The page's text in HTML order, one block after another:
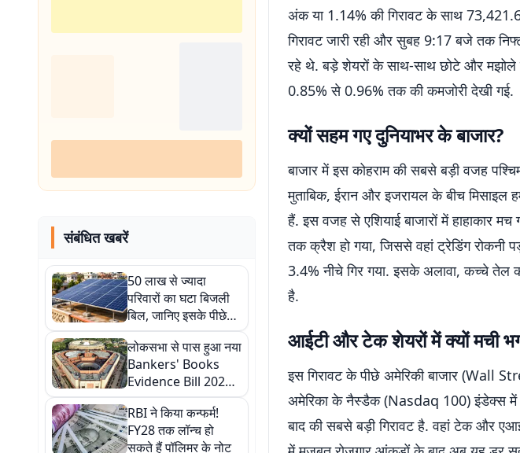
संबंधित खबरें
50 लाख से ज्यादा
परिवारों का घटा बिजली
बिल, जानिए इसके पीछे
की वजह
लोकसभा से पास हुआ नया
Bankers' Books
Evidence Bill 2026,
अब डिजिटल बैंक रिकॉर्ड
भी कोर्ट में होंगे मान्य
RBI ने किया कन्फर्म!
FY28 तक लॉन्च हो
सकते हैं पॉलिमर के नोट
अंक या 1.14% की गिरावट के साथ
गिरावट जारी रही और सुबह 9:17 बजे तक
रहे थे. बड़े शेयरों के साथ-साथ छोटे और
0.85% से 0.96% तक की कमजोरी देखी गई.
क्यों सहम गए दुनियाभर के बाजार?
बाजार में इस कोहराम की सबसे बड़ी वजह
मुताबिक, ईरान और इजरायल के बीच मिसाइल
हैं. इस वजह से एशियाई बाजारों में हाहाकार मच
तक क्रैश हो गया, जिससे वहां ट्रेडिंग रोकनी
3.4% नीचे गिर गया. इसके अलावा, कच्चे तेल
है.
आईटी और टेक शेयरों में क्यों मची
इस गिरावट के पीछे अमेरिकी बाजार (Wall
अमेरिका के नैस्डैक (Nasdaq 100) इंडेक्स में
बाद की सबसे बड़ी गिरावट है. वहां टेक और